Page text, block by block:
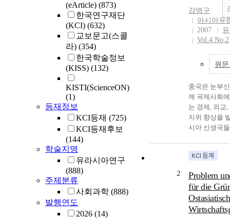
(eArticle) (873)
한국연구재단
(KCI) (632)
교보문고(스콜
라) (354)
한국학술정보
(KISS) (132)
KISTI(ScienceON)
(1)
등재정보
KCI등재 (725)
KCI등재후보
(144)
학술지명
유라시아연구
(888)
주제분류
사회과학 (888)
발행연도
2026 (14)
강명구
아시아유
2007
Vol.4 No.2
원
중국은 눈부
께 국제사회
는 경제, 외교
지위 향상을
시아 신생국
장에서 보면
과제를 해결
장 적합한 지
다. 중앙아시
의 경제발전
2
Problem
für die